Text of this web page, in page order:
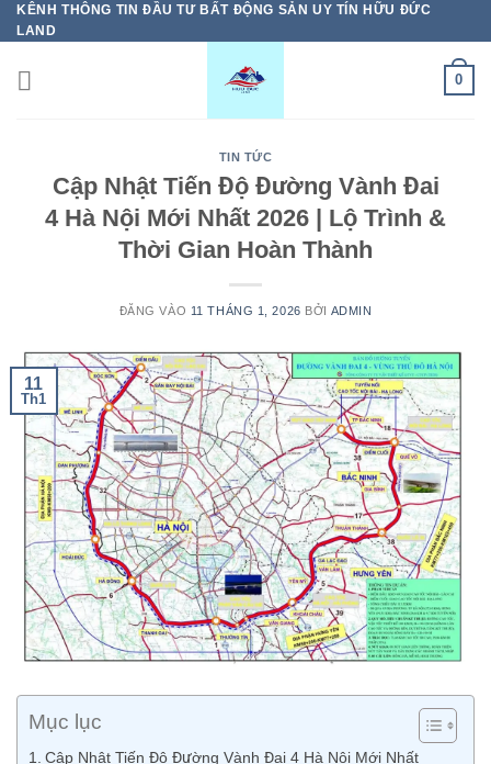
Bỏ
qua
nội
dung
KÊNH THÔNG TIN ĐẦU TƯ BẤT ĐỘNG SẢN UY TÍN HỮU ĐỨC
LAND
0
TIN TỨC
Cập Nhật Tiến Độ Đường Vành Đai
4 Hà Nội Mới Nhất 2026 | Lộ Trình &
Thời Gian Hoàn Thành
ĐĂNG VÀO 11 THÁNG 1, 2026 BỞI ADMIN
11
Th1
Mục lục
Cập Nhật Tiến Độ Đường Vành Đai 4 Hà Nội Mới Nhất